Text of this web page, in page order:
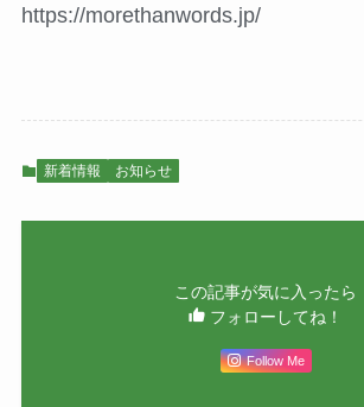
https://morethanwords.jp/
新着情報 お知らせ
この記事が気に入ったら
フォローしてね！
Follow Me